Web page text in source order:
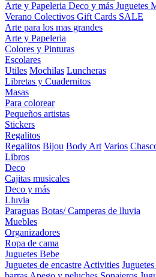
Arte y Papeleria Deco y más Juguetes
Verano Colectivos Gift Cards SALE
Arte para los mas grandes
Arte y Papeleria
Colores y Pinturas
Escolares
Utiles Mochilas Luncheras
Libretas y Cuadernitos
Masas
Para colorear
Pequeños artistas
Stickers
Regalitos
Regalitos Bijou Body Art Varios
Libros
Deco
Cajitas musicales
Deco y más
Lluvia
Paraguas Botas/ Camperas de lluvia
Muebles
Organizadores
Ropa de cama
Juguetes Bebe
Juguetes de encastre Activities